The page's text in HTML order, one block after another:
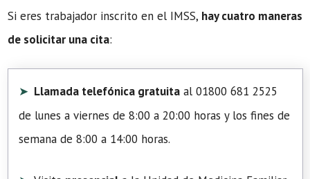
Si eres trabajador inscrito en el IMSS, hay cuatro maneras
de solicitar una cita:
Llamada telefónica gratuita al 01800 681 2525
de lunes a viernes de 8:00 a 20:00 horas y los fines de
semana de 8:00 a 14:00 horas.